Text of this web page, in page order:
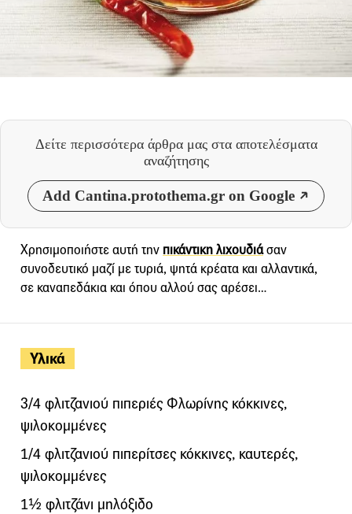
Δείτε περισσότερα άρθρα μας στα αποτελέσματα
αναζήτησης
Add Cantina.protothema.gr on Google
Υλικά
3/4 φλιτζανιού πιπεριές Φλωρίνης κόκκινες,
ψιλοκομμένες
1/4 φλιτζανιού πιπερίτσες κόκκινες, καυτερές,
ψιλοκομμένες
1½ φλιτζάνι μηλόξιδο
Χρησιμοποιήστε αυτή την πικάντικη λιχουδιάσαν
συνοδευτικό μαζί με τυριά, ψητά κρέατα και αλλαντικά,
σε καναπεδάκια και όπου αλλού σας αρέσει…